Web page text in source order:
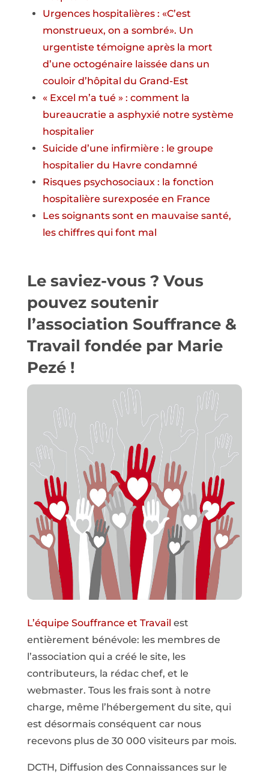
Urgences hospitalières : «C’est
monstrueux, on a sombré». Un
urgentiste témoigne après la mort
d’une octogénaire laissée dans un
couloir d’hôpital du Grand-Est
« Excel m’a tué » : comment la
bureaucratie a asphyxié notre système
hospitalier
Suicide d’une infirmière : le groupe
hospitalier du Havre condamné
Risques psychosociaux : la fonction
hospitalière surexposée en France
Les soignants sont en mauvaise santé,
les chiffres qui font mal
Le saviez-vous ? Vous
pouvez soutenir
l’association Souffrance &
Travail fondée par Marie
Pezé !
L’équipe Souffrance et Travail est
entièrement bénévole: les membres de
l’association qui a créé le site, les
contributeurs, la rédac chef, et le
webmaster. Tous les frais sont à notre
charge, même l’hébergement du site, qui
est désormais conséquent car nous
recevons plus de 30 000 visiteurs par mois.
DCTH, Diffusion des Connaissances sur le